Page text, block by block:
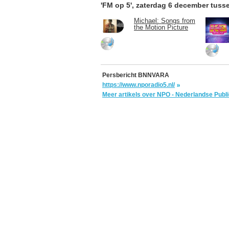
'FM op 5', zaterdag 6 december
Michael: Songs from
the Motion Picture
Persbericht BNNVARA
https://www.nporadio5.nl/
Meer artikels over NPO - Nederlandse